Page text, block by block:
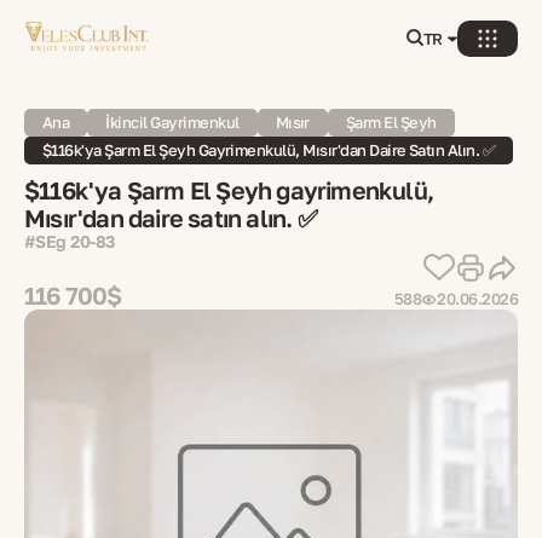
TR
Ana İkincil Gayrimenkul Mısır
Şarm El Şeyh
$116k'ya Şarm El Şeyh Gayrimenkulü, Mısır'dan Daire Satın Alın. ✅
$116k'ya Şarm El Şeyh gayrimenkulü,
Mısır'dan daire satın alın. ✅
#SEg 20-83
116 700$ 588 20.06.2026